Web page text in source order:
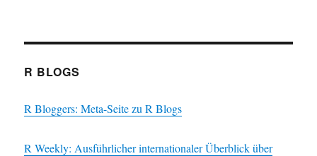
R BLOGS
R Bloggers: Meta-Seite zu R Blogs
R Weekly: Ausführlicher internationaler Überblick über